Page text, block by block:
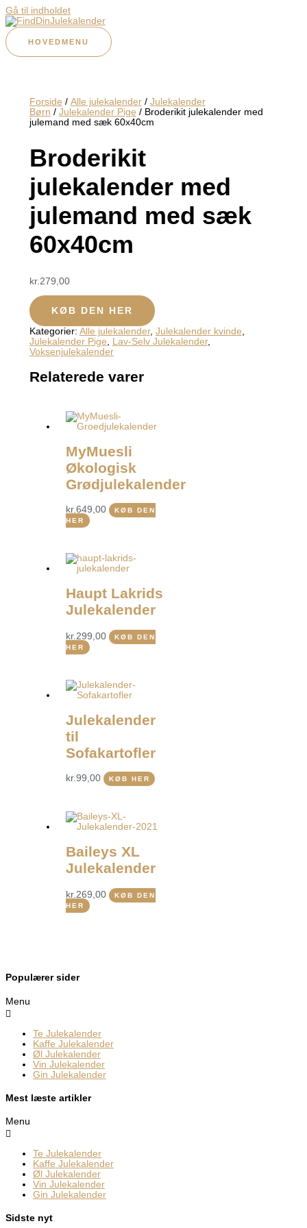
Gå til indholdet
HOVEDMENU
Forside / Alle julekalender/ Julekalender
Børn / Julekalender Pige / Broderikit julekalender med
julemand med sæk 60x40cm
Broderikit
julekalender med
julemand med sæk
60x40cm
kr. 279,00
KØB DEN HER
Kategorier: Alle julekalender, Julekalender kvinde,
Julekalender Pige, Lav-Selv Julekalender,
Voksenjulekalender
Relaterede varer
MyMuesli
Økologisk
Grødjulekalender
kr.649,00
KØB DEN
HER
Haupt Lakrids
Julekalender
kr.299,00
KØB DEN
HER
Julekalender
til
Sofakartofler
kr.99,00 KØB HER
Baileys XL
Julekalender
kr.269,00
KØB DEN
HER
Populærer sider
Menu
Te Julekalender
Kaffe Julekalender
Øl Julekalender
Vin Julekalender
Gin Julekalender
Mest læste artikler
Menu
Te Julekalender
Kaffe Julekalender
Øl Julekalender
Vin Julekalender
Gin Julekalender
Sidste nyt